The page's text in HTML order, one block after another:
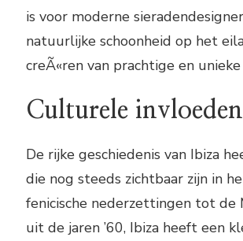
is voor moderne
natuurlijke schoonheid op het
creÃ«ren van prachtige en
Culturele invloeden
De rijke geschiedenis van Ibiza
die nog steeds zichtbaar zijn in
fenicische nederzettingen tot
uit de jaren ’60, Ibiza heeft een